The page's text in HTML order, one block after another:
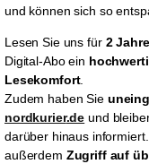
und können sich so
Lesen Sie unsfür 2 Jahre
Digital-Aboein
Lesekomfort.
Zudem haben Sie
nordkurier.de und
darüber hinaus
außerdem Zugriff auf